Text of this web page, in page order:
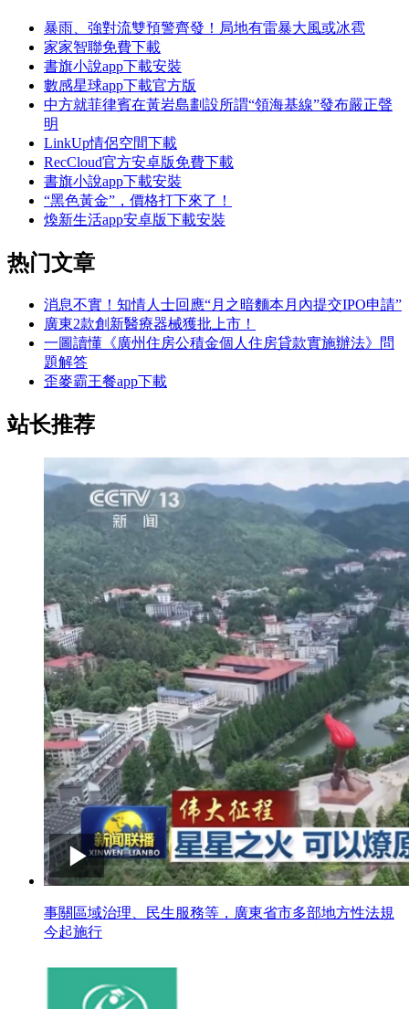
暴雨、強對流雙預警齊發！局地有雷暴大風或冰雹
家家智聯免費下載
書旗小說app下載安裝
數感星球app下載官方版
中方就菲律賓在黃岩島劃設所謂“領海基線”發布嚴正聲
明
LinkUp情侶空間下載
RecCloud官方安卓版免費下載
書旗小說app下載安裝
“黑色黃金”，價格打下來了！
煥新生活app安卓版下載安裝
热门文章
消息不實！知情人士回應“月之暗麵本月內提交IPO申請”
廣東2款創新醫療器械獲批上市！
一圖讀懂《廣州住房公積金個人住房貸款實施辦法》問
題解答
歪麥霸王餐app下載
站长推荐
事關區域治理、民生服務等，廣東省市多部地方性法規
今起施行